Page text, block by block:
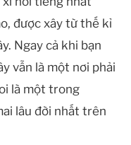
được xây từ thế kỉ
Ngay cả khi bạn
vẫn là một nơi phải
là một trong
lâu đời nhất trên